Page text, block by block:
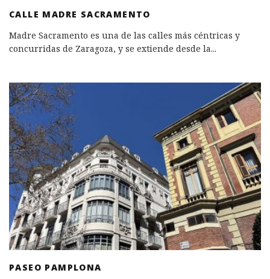
CALLE MADRE SACRAMENTO
Madre Sacramento es una de las calles más céntricas y
concurridas de Zaragoza, y se extiende desde la...
PASEO PAMPLONA